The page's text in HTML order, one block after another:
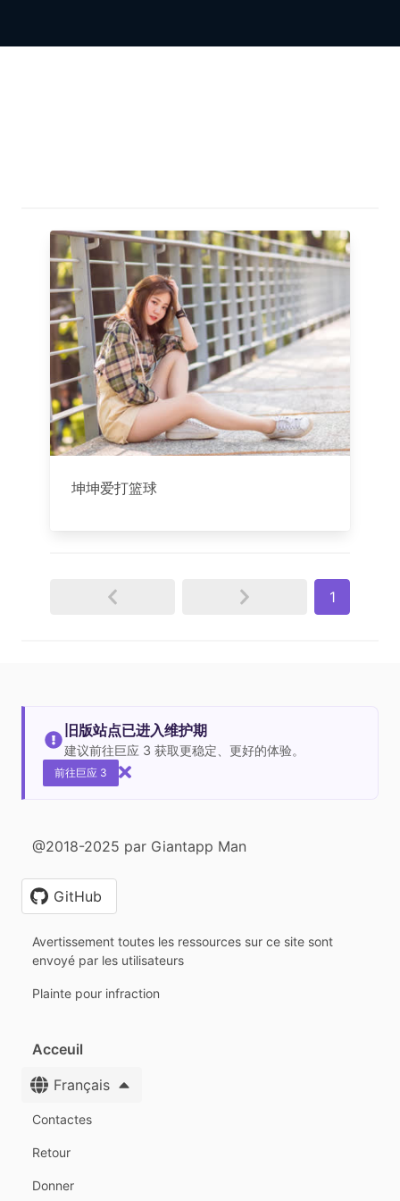
坤坤爱打篮球
1
旧版站点已进入维护期
建议前往巨应 3 获取更稳定、更好的体验。
前往巨应 3
@2018-2025 par Giantapp Man
GitHub
Avertissement toutes les ressources sur ce site sont
envoyé par les utilisateurs
Plainte pour infraction
Acceuil
Français
Contactes
Retour
Donner